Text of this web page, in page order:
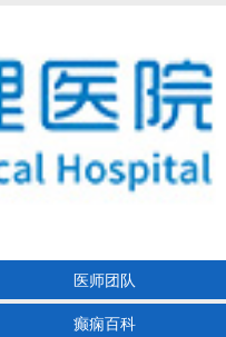
医师团队
癫痫百科